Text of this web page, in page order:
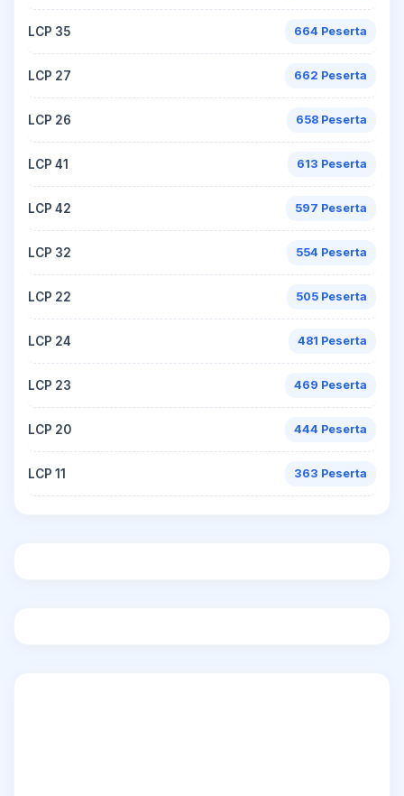
LCP 35 664 Peserta
LCP 27 662 Peserta
LCP 26 658 Peserta
LCP 41 613 Peserta
LCP 42 597 Peserta
LCP 32 554 Peserta
LCP 22 505 Peserta
LCP 24 481 Peserta
LCP 23 469 Peserta
LCP 20 444 Peserta
LCP 11 363 Peserta